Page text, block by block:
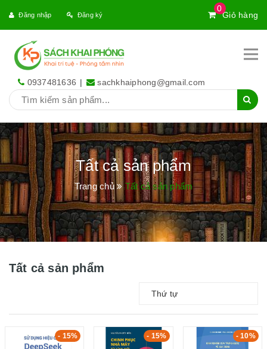
0
Giỏ hàng
Đăng nhập Đăng ký
0937481636 | sachkhaiphong@gmail.com
Tất cả sản phẩm
Trang chủ Tất cả sản phẩm
Tất cả sản phẩm
Thứ tự
- 15% - 15% - 10%